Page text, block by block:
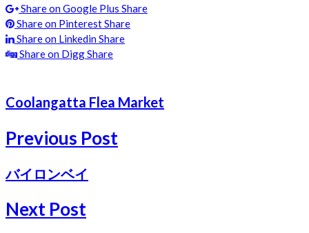
Share on Google Plus Share
Share on PinterestShare
Share on LinkedinShare
Share on DiggShare
Coolangatta Flea Market
Previous Post
バイロンベイ
Next Post